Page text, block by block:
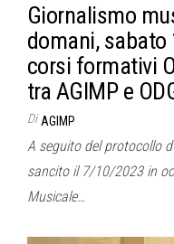
Giornalismo
domani, sabato
corsi formativi
tra AGIMP e
Di AGIMP
A seguito del protocollo
sancito il 7/10/2023 in
Musicale…